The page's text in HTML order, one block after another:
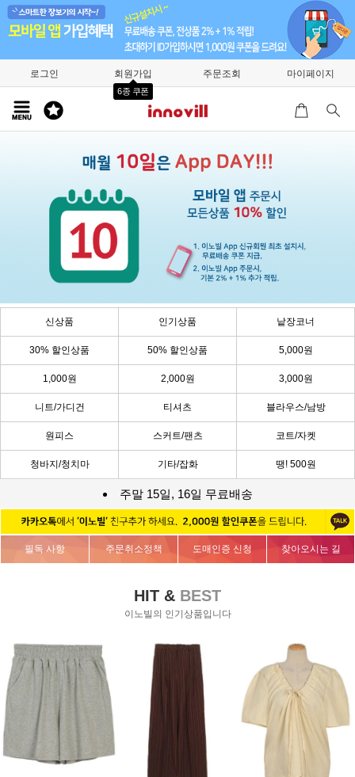
로그인 회원가입
6종 쿠폰
주문조회 마이페이지
신상품 인기상품 낱장코너
30% 할인상품 50% 할인상품 5,000원
1,000원 2,000원 3,000원
니트/가디건 티셔츠 블라우스/남방
원피스 스커트/팬츠 코트/자켓
청바지/청치마 기타/잡화 땡! 500원
주말 15일, 16일 무료배송
필독 사항 주문취소정책 도매인증 신청 찾아오시는 길
HIT & BEST
이노빌의 인기상품입니다